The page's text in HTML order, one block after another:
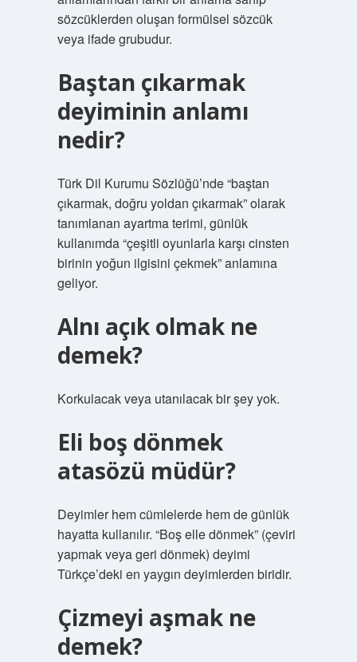
sözcüklerden oluşan formülsel sözcük
veya ifade grubudur.
Baştan çıkarmak
deyiminin anlamı
nedir?
Türk Dil Kurumu Sözlüğü’nde “baştan
çıkarmak, doğru yoldan çıkarmak” olarak
tanımlanan ayartma terimi, günlük
kullanımda “çeşitli oyunlarla karşı cinsten
birinin yoğun ilgisini çekmek” anlamına
geliyor.
Alnı açık olmak ne
demek?
Korkulacak veya utanılacak bir şey yok.
Eli boş dönmek
atasözü müdür?
Deyimler hem cümlelerde hem de günlük
hayatta kullanılır. “Boş elle dönmek” (çeviri
yapmak veya geri dönmek) deyimi
Türkçe’deki en yaygın deyimlerden biridir.
Çizmeyi aşmak ne
demek?